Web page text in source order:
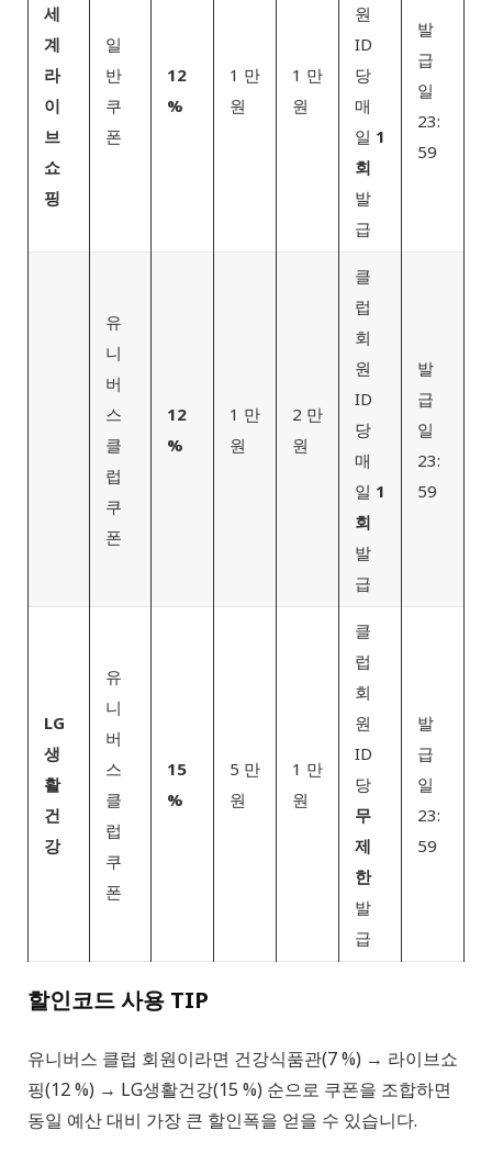
세
계
라
이
브
쇼
핑
일
반
쿠
폰
12
%
1 만
원
1 만
원
원
ID
당
매
일 1
회
발
급
발
급
일
23:
59
유
니
버
스
클
럽
쿠
폰
12
%
1 만
원
2 만
원
클
럽
회
원
ID
당
매
일 1
회
발
급
발
급
일
23:
59
LG
생
활
건
강
유
니
버
스
클
럽
쿠
폰
15
%
5 만
원
1 만
원
클
럽
회
원
ID
당
무
제
한
발
급
발
급
일
23:
59
할인코드 사용 TIP
유니버스 클럽 회원이라면 건강식품관(7 %) → 라이브쇼
핑(12 %) → LG생활건강(15 %) 순으로 쿠폰을 조합하면
동일 예산 대비 가장 큰 할인폭을 얻을 수 있습니다.